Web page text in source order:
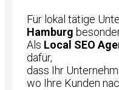
Für lokal tätige
Hamburg
Als Local SEO
dafür,
dass Ihr
wo Ihre Kunden